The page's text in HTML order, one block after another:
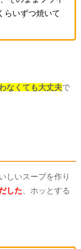
らいずつ焼いて
なくても大丈夫で
しいスープを作り
した 、ホッとする